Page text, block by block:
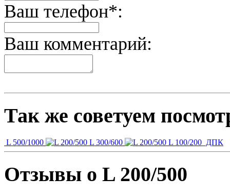
Ваш телефон*:
Ваш комментарий:
Так же советуем
L 500/1000 L 300/600 L 100/200 ДПК
Отзывы о L 200/500